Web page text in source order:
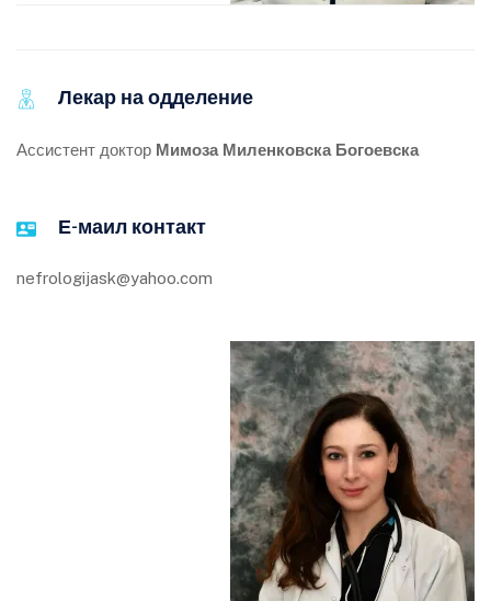
Лекар на одделение
Ассистент доктор Мимоза Миленковска Богоевска
Е-маил контакт
nefrologijask@yahoo.com